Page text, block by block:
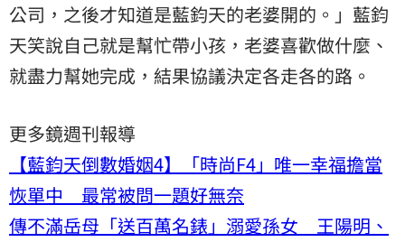
公司，之後才知道是藍鈞天的老婆開的。」藍鈞
天笑說自己就是幫忙帶小孩，老婆喜歡做什麼、
就盡力幫她完成，結果協議決定各走各的路。
更多鏡週刊報導
【藍鈞天倒數婚姻4】「時尚F4」唯一幸福擔當
恢單中 最常被問一題好無奈
傳不滿岳母「送百萬名錶」溺愛孫女 王陽明、